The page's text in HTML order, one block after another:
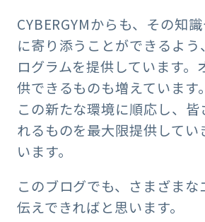
CYBERGYMからも、その知
に寄り添うことができるよ
ログラムを提供しています。
供できるものも増えています
この新たな環境に順応し、
れるものを最大限提供してい
います。
このブログでも、さまざま
伝えできればと思います。